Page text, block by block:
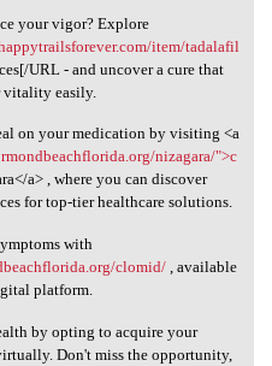
your vigor?
your vigor? Explore
item/tadalafil
URL - and uncover a cure that
vitality easily.
on your medication by visiting <a
nizagara/">c
a> , where you can discover
for top-tier healthcare solutions.
with
clomid/, available
platform.
by opting to acquire your
Don't miss the opportunity,